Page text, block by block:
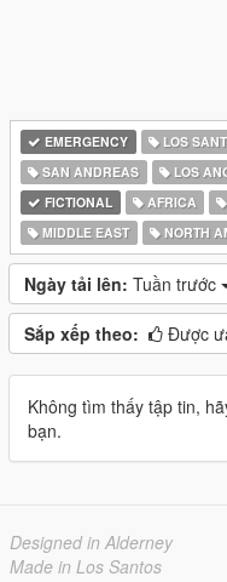
EMERGENCY LOS
SAN ANDREAS
LOS
FICTIONAL
AFRICA
MIDDLE EAST
NORTH
Ngày tải lên: Tuần trước
Sắp xếp theo: Được
Không tìm thấy tập tin,
bạn.
Designed in Alderney
Made in Los Santos